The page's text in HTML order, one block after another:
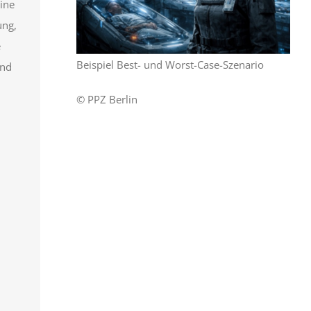
Beispiel Best- und Worst-Case-Szenario
© PPZ Berlin